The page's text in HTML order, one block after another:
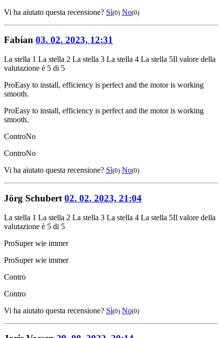
Vi ha aiutato questa recensione? Sì(0) No(0)
Fabian 03. 02. 2023, 12:31
La stella 1 La stella 2 La stella 3 La stella 4 La stella 5Il valore della
valutazione è 5 di 5
ProEasy to install, efficiency is perfect and the motor is working
smooth.
ProEasy to install, efficiency is perfect and the motor is working
smooth.
ControNo
ControNo
Vi ha aiutato questa recensione? Sì(0) No(0)
Jörg Schubert 02. 02. 2023, 21:04
La stella 1 La stella 2 La stella 3 La stella 4 La stella 5Il valore della
valutazione è 5 di 5
ProSuper wie immer
ProSuper wie immer
Contro
Contro
Vi ha aiutato questa recensione? Sì(0) No(0)